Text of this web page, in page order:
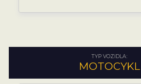
TYP VOZIDLA:
MOTOCYKL